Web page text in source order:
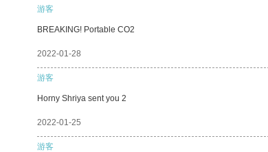
游客
BREAKING! Portable CO2
2022-01-28
游客
Horny Shriya sent you 2
2022-01-25
游客